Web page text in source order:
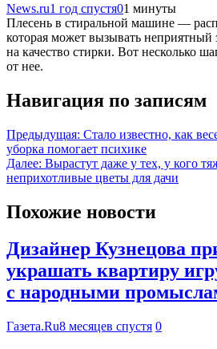
News.ru1 год спустя01 минуты
Плесень в стиральной машине —
которая может вызывать неприятный
на качество стирки. Вот несколько
от нее.
Навигация по записям
Предыдущая: Стало известно, как
уборка помогает психике
Далее: Вырастут даже у тех, у кого
неприхотливые цветы для дачи
Похожие новости
Дизайнер Кузнецова
украшать квартиру
с народными
Газета.Ru8 месяцев спустя 0